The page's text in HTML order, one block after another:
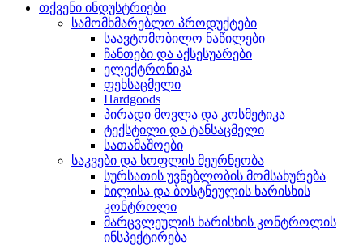
თქვენი ინდუსტრიები
სამომხმარებლო პროდუქტები
საავტომობილო ნაწილები
ჩანთები და აქსესუარები
ელექტრონიკა
ფეხსაცმელი
Hardgoods
პირადი მოვლა და კოსმეტიკა
ტექსტილი და ტანსაცმელი
სათამაშოები
საკვები და სოფლის მეურნეობა
სურსათის უვნებლობის მომსახურება
ხილისა და ბოსტნეულის ხარისხის
კონტროლი
მარცვლეულის ხარისხის კონტროლის
ინსპექტირება